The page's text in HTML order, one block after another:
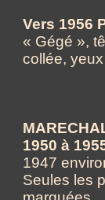
Vers 1956
« Gégé »,
collée,
1950 à
1947
Seules les